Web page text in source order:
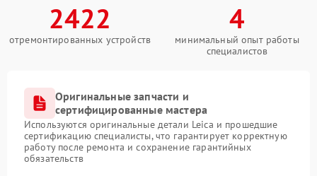
2422
отремонтированных устройств
4
минимальный опыт работы
специалистов
Оригинальные запчасти и
сертифицированные мастера
Используются оригинальные детали Leica и прошедшие
сертификацию специалисты, что гарантирует корректную
работу после ремонта и сохранение гарантийных
обязательств